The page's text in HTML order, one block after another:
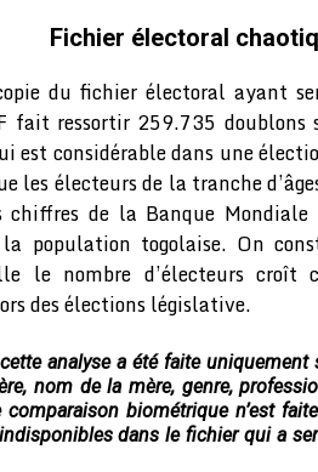
Fichier électoral
du fichier électoral ayant
fait ressortir 259.735
est considérable dans une
les électeurs de la tranche
chiffres de la Banque
population togolaise. On
le nombre d’électeurs croît
des élections législative.
analyse a été faite uniquement
nom de la mère, genre,
biométrique n’est
dans le fichier qui a